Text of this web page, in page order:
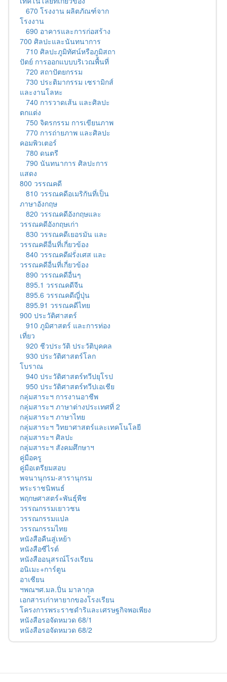
670 โรงงาน ผลิตภัณฑ์จาก
โรงงาน
690 อาคารและการก่อสร้าง
700 ศิลปะและนันทนาการ
710 ศิลปะภูมิทัศน์หรือภูมิสถา
ปัตย์ การออกแบบบริเวณพื้นที่
720 สถาปัตยกรรม
730 ประติมากรรม เซรามิกส์
และงานโลหะ
740 การวาดเส้น และศิลปะ
ตกแต่ง
750 จิตรกรรม การเขียนภาพ
770 การถ่ายภาพ และศิลปะ
คอมพิวเตอร์
780 ดนตรี
790 นันทนาการ ศิลปะการ
แสดง
800 วรรณคดี
810 วรรณคดีอเมริกันที่เป็น
ภาษาอังกฤษ
820 วรรณคดีอังกฤษและ
วรรณคดีอังกฤษเก่า
830 วรรณคดีเยอรมัน และ
วรรณคดีอื่นที่เกี่ยวข้อง
840 วรรณคดีฝรั่งเศส และ
วรรณคดีอื่นที่เกี่ยวข้อง
890 วรรณคดีอื่นๆ
895.1 วรรณคดีจีน
895.6 วรรณคดีญี่ปุ่น
895.91 วรรณคดีไทย
900 ประวัติศาสตร์
910 ภูมิศาสตร์ และการท่อง
เที่ยว
920 ชีวประวัติ ประวัติบุคคล
930 ประวัติศาสตร์โลก
โบราณ
940 ประวัติศาสตร์ทวีปยุโรป
950 ประวัติศาสตร์ทวีปเอเชีย
กลุ่มสาระฯ การงานอาชีพ
กลุ่มสาระฯ ภาษาต่างประเทศที่ 2
กลุ่มสาระฯ ภาษาไทย
กลุ่มสาระฯ วิทยาศาสตร์และเทคโนโลยี
กลุ่มสาระฯ ศิลปะ
กลุ่มสาระฯ สังคมศึกษาฯ
คู่มือครู
คู่มือเตรียมสอบ
พจนานุกรม-สารานุกรม
พระราชนิพนธ์
พฤกษศาสตร์+พันธุ์พืช
วรรณกรรมเยาวชน
วรรณกรรมแปล
วรรณกรรมไทย
หนังสือคืนสู่เหย้า
หนังสือซีไรต์
หนังสืออนุสรณ์โรงเรียน
อนิเมะ+การ์ตูน
อาเซียน
ฯพณฯศ.มล.ปิ่น มาลากุล
เอกสารเก่าหายากของโรงเรียน
โครงการพระราชดำริและเศรษฐกิจพอเพียง
หนังสือรอจัดหมวด 68/1
หนังสือรอจัดหมวด 68/2